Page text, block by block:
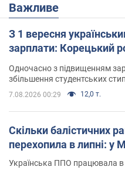
Важливе
З 1 вересня
зарплати: Корецький
Одночасно з підвищенням
збільшення студентських
7.08.2026 00:29 12,0 т.
Скільки балістичних
перехопила в липні: у
Українська ППО працювала в